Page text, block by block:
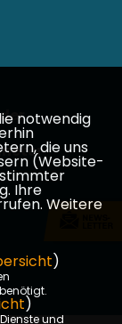
notwendig
die uns
(Website-
Ihre
Weitere
)
)
und